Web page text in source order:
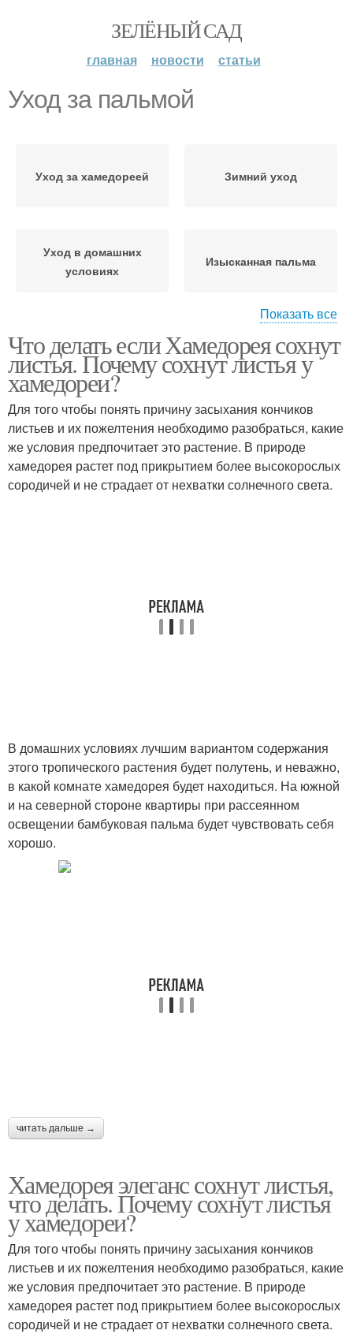
ЗЕЛЁНЫЙ САД
главная новости статьи
Уход за пальмой
Уход за хамедореей Зимний уход
Уход в домашних
условиях
Изысканная пальма
Правильный уход
Показать все
Что делать если Хамедорея сохнут
листья. Почему сохнут листья у
хамедореи?
Для того чтобы понять причину засыхания кончиков
листьев и их пожелтения необходимо разобраться, какие
же условия предпочитает это растение. В природе
хамедорея растет под прикрытием более высокорослых
сородичей и не страдает от нехватки солнечного света.
В домашних условиях лучшим вариантом содержания
этого тропического растения будет полутень, и неважно,
в какой комнате хамедорея будет находиться. На южной
и на северной стороне квартиры при рассеянном
освещении бамбуковая пальма будет чувствовать себя
хорошо.
читать дальше →
Хамедорея элеганс сохнут листья,
что делать. Почему сохнут листья
у хамедореи?
Для того чтобы понять причину засыхания кончиков
листьев и их пожелтения необходимо разобраться, какие
же условия предпочитает это растение. В природе
хамедорея растет под прикрытием более высокорослых
сородичей и не страдает от нехватки солнечного света.